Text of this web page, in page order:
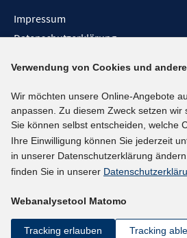
Impressum
Datenschutzerklärung
Barrieren melden
Social-Media-Kanäle
BlueSky
YouTube
LinkedIn
kununu
Netiquette
Verwendung von Cookies und
Wir möchten unsere Online-Angebote
anpassen. Zu diesem Zweck setzen wir
Sie können selbst entscheiden, welche
Ihre Einwilligung können Sie jederzeit
in unserer Datenschutzerklärung
finden Sie in unserer
Webanalysetool Matomo
Tracking erlauben Tracking